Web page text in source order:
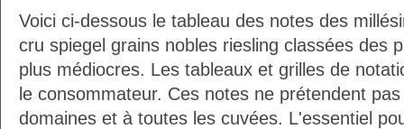
Voici ci-dessous le tableau des notes des
cru spiegel grains nobles riesling classées des
plus médiocres. Les tableaux et grilles de
le consommateur. Ces notes ne prétendent
domaines et à toutes les cuvées. L'essentiel